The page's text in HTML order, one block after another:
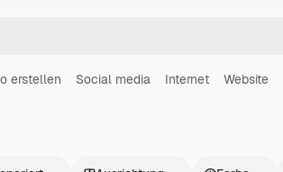
erstellen Social media Internet Website